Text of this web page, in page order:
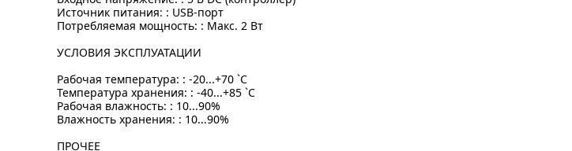
Источник питания: : USB-порт
Потребляемая мощность: : Макс. 2 Вт
УСЛОВИЯ ЭКСПЛУАТАЦИИ
Рабочая температура: : -20...+70 `C
Температура хранения: : -40...+85 `C
Рабочая влажность: : 10...90%
Влажность хранения: : 10...90%
ПРОЧЕЕ